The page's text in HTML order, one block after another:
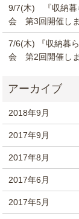
9/7(木) 『収納暮
会 第3回開催しま
7/6(木) 『収納暮
会 第2回開催しま
2018年9月
2017年9月
2017年8月
2017年6月
2017年5月